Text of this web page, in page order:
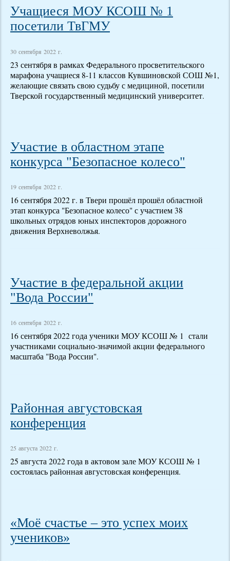
Учащиеся МОУ КСОШ № 1
посетили ТвГМУ
30 сентября 2022 г.
23 сентября в рамках Федерального просветительского
марафона учащиеся 8-11 классов Кувшиновской СОШ №1,
желающие связать свою судьбу с медициной, посетили
Тверской государственный медицинский университет.
Участие в областном этапе
конкурса "Безопасное колесо"
19 сентября 2022 г.
16 сентября 2022 г. в Твери прошёл прошёл областной
этап конкурса "Безопасное колесо" с участием 38
школьных отрядов юных инспекторов дорожного
движения Верхневолжья.
Участие в федеральной акции
"Вода России"
16 сентября 2022 г.
16 сентября 2022 года ученики МОУ КСОШ № 1 стали
участниками социально-значимой акции федерального
масштаба "Вода России".
Районная августовская
конференция
25 августа 2022 г.
25 августа 2022 года в актовом зале МОУ КСОШ № 1
состоялась районная августовская конференция.
«Моё счастье – это успех моих
учеников»